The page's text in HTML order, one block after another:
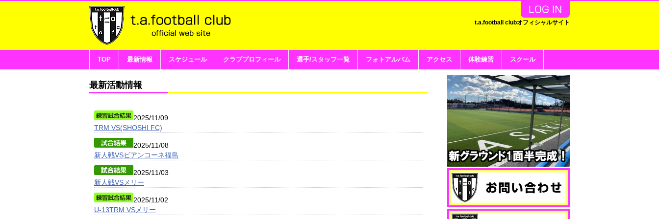
t.a.football clubオフィシャルサイト
TOP 最新情報 スケジュール クラブプロフィール 選手/スタッフ一覧 フォトアルバム アクセス 体験練習 スクール
最新活動情報
2025/11/09
TRM VS(SHOSHI FC)
2025/11/08
新人戦VSビアンコーネ福島
2025/11/03
新人戦VSメリー
2025/11/02
U-13TRM VSメリー